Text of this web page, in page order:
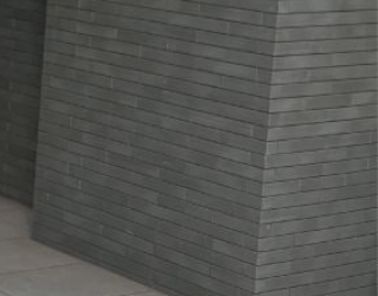
会社情報
採用情報